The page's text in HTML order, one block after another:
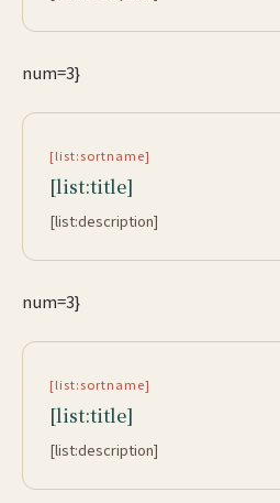
num=3}
[list:sortname]
[list:title]
[list:description]
num=3}
[list:sortname]
[list:title]
[list:description]